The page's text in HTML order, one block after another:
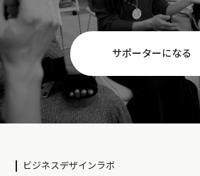
サポーターになる
ビジネスデザインラボ